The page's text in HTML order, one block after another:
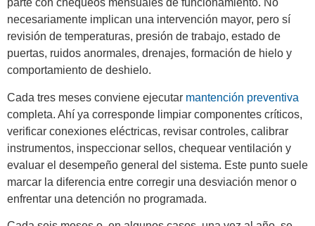
parte con chequeos mensuales de funcionamiento. No
necesariamente implican una intervención mayor, pero sí
revisión de temperaturas, presión de trabajo, estado de
puertas, ruidos anormales, drenajes, formación de hielo y
comportamiento de deshielo.
Cada tres meses conviene ejecutar mantención preventiva
completa. Ahí ya corresponde limpiar componentes críticos,
verificar conexiones eléctricas, revisar controles, calibrar
instrumentos, inspeccionar sellos, chequear ventilación y
evaluar el desempeño general del sistema. Este punto suele
marcar la diferencia entre corregir una desviación menor o
enfrentar una detención no programada.